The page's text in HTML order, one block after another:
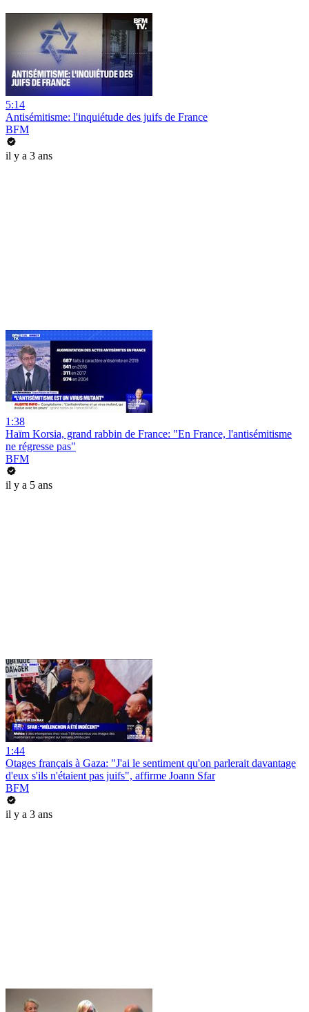
5:14
Antisémitisme: l'inquiétude des juifs de France
BFM
il y a 3 ans
1:38
Haïm Korsia, grand rabbin de France: "En France, l'antisémitisme
ne régresse pas"
BFM
il y a 5 ans
1:44
Otages français à Gaza: "J'ai le sentiment qu'on parlerait davantage
d'eux s'ils n'étaient pas juifs", affirme Joann Sfar
BFM
il y a 3 ans